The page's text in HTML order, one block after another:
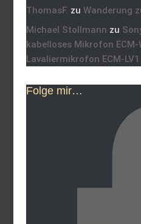
ThomasF. zu Wanderung
Michael Stollmann zu
kabelloses Mikrofon
Lavaliermikrofon ECM-LV1
Folge mir…